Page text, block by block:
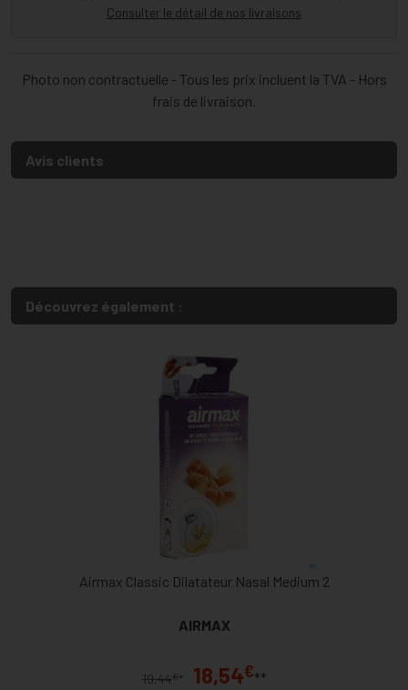
Consulter le détail de nos livraisons
Photo non contractuelle - Tous les prix incluent la TVA - Hors
frais de livraison.
Avis clients
Découvrez également :
Airmax Classic Dilatateur Nasal Medium 2
AIRMAX
19,44€ * 18,54€**